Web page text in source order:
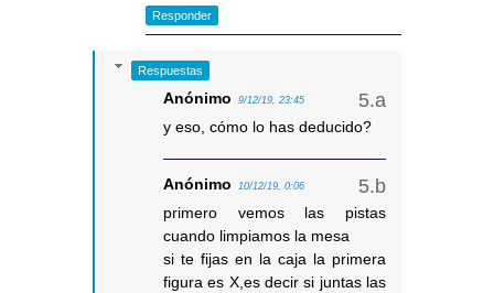
Responder
Respuestas
Anónimo 9/12/19, 23:45
y eso, cómo lo has deducido?
Anónimo 10/12/19, 0:06
primero vemos las pistas
cuando limpiamos la mesa
si te fijas en la caja la primera
figura es X,es decir si juntas las